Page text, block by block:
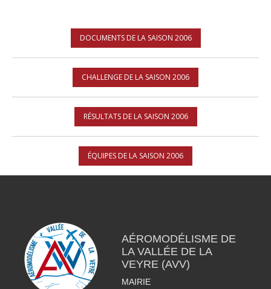
DOCUMENTS DE LA SAISON 2006
CHALLENGE DE LA SAISON 2006
RÉSULTATS DE LA SAISON 2006
ÉQUIPES DE LA SAISON 2006
AÉROMODÉLISME DE
LA VALLÉE DE LA
VEYRE (AVV)
MAIRIE